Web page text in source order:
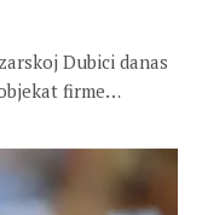
Dubici danas
firme…